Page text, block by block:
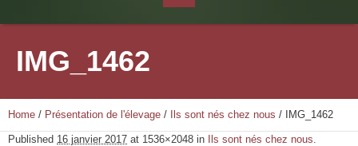
IMG_1462
Home / Présentation de l'élevage / Ils sont nés chez nous / IMG_1462
Published 16 janvier 2017 at 1536×2048 in Ils sont nés chez nous.